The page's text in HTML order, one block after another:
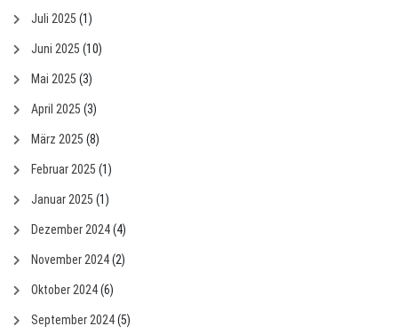
Juli 2025 (1)
Juni 2025 (10)
Mai 2025 (3)
April 2025 (3)
März 2025 (8)
Februar 2025 (1)
Januar 2025 (1)
Dezember 2024(4)
November 2024(2)
Oktober 2024(6)
September 2024(5)